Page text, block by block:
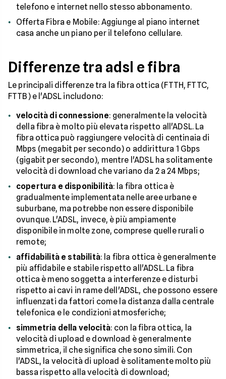
telefono e internet nello stesso abbonamento.
Offerta Fibra e Mobile: Aggiunge al piano internet
casa anche un piano per il telefono cellulare.
Differenze tra adsl e fibra
Le principali differenze tra la fibra ottica (FTTH, FTTC,
FTTB) e l'ADSL includono:
velocità di connessione: generalmente la velocità
della fibra è molto più elevata rispetto all'ADSL. La
fibra ottica può raggiungere velocità di centinaia di
Mbps (megabit per secondo) o addirittura 1 Gbps
(gigabit per secondo), mentre l'ADSL ha solitamente
velocità di download che variano da 2 a 24 Mbps;
copertura e disponibilità: la fibra ottica è
gradualmente implementata nelle aree urbane e
suburbane, ma potrebbe non essere disponibile
ovunque. L'ADSL, invece, è più ampiamente
disponibile in molte zone, comprese quelle rurali o
remote;
affidabilità e stabilità: la fibra ottica è generalmente
più affidabile e stabile rispetto all'ADSL. La fibra
ottica è meno soggetta a interferenze e disturbi
rispetto ai cavi in rame dell'ADSL, che possono essere
influenzati da fattori come la distanza dalla centrale
telefonica e le condizioni atmosferiche;
simmetria della velocità: con la fibra ottica, la
velocità di upload e download è generalmente
simmetrica, il che significa che sono simili. Con
l'ADSL, la velocità di upload è solitamente molto più
bassa rispetto alla velocità di download;